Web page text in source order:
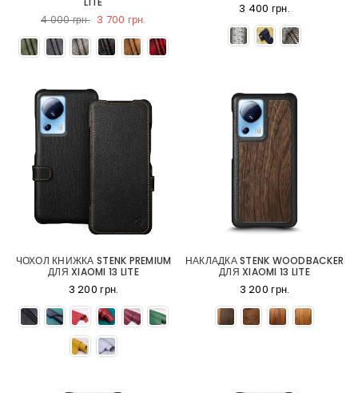
4 000 грн. 3 700 грн.
3 400 грн.
ЧОХОЛ КНИЖКА STENK PREMIUM
ДЛЯ XIAOMI 13 LITE
3 200 грн.
НАКЛАДКА STENK WOODBACKER
ДЛЯ XIAOMI 13 LITE
3 200 грн.